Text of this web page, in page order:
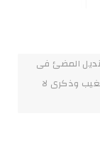
المضئ فى
وذكرى لا